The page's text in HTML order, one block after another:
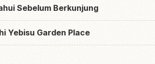
Sebelum Berkunjung
Yebisu Garden Place